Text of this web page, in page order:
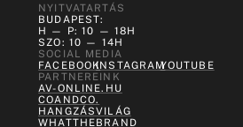
NYITVATARTÁS
BUDAPEST:
H — P: 10 — 18H
SZO: 10 — 14H
SOCIAL MEDIA
FACEBOOKINSTAGRAMYOUTUBE
PARTNEREINK
AV-ONLINE.HU
COANDCO.
HANGZÁSVILÁG
WHATTHEBRAND